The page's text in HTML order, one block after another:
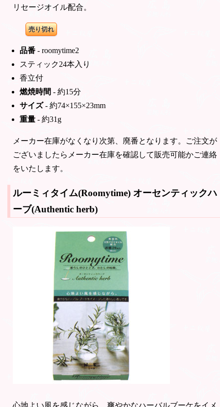
リセージオイル配合。
売り切れ
品番 - roomytime2
スティック24本入り
香立付
燃焼時間 - 約15分
サイズ- 約74×155×23mm
重量 - 約31g
メーカー在庫がなくなり次第、廃番となります。ご注文が
ございましたらメーカー在庫を確認して販売可能かご連絡
をいたします。
ルーミィタイム(Roomytime) オーセンティックハ
ーブ(Authentic herb)